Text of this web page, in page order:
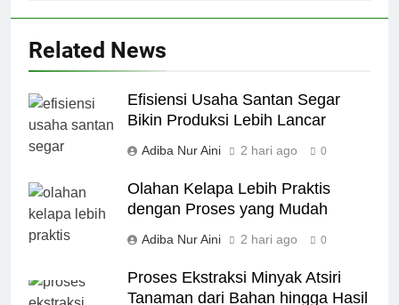
Related News
Efisiensi Usaha Santan Segar
Bikin Produksi Lebih Lancar
Adiba Nur Aini 2 hari ago 0
Olahan Kelapa Lebih Praktis
dengan Proses yang Mudah
Adiba Nur Aini 2 hari ago 0
Proses Ekstraksi Minyak Atsiri
Tanaman dari Bahan hingga Hasil